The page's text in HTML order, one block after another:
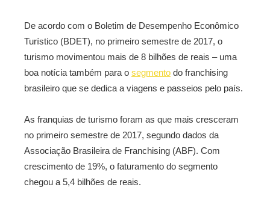
De acordo com o Boletim de Desempenho Econômico
Turístico (BDET), no primeiro semestre de 2017, o
turismo movimentou mais de 8 bilhões de reais – uma
boa notícia também para o segmento do franchising
brasileiro que se dedica a viagens e passeios pelo país.
As franquias de turismo foram as que mais cresceram
no primeiro semestre de 2017, segundo dados da
Associação Brasileira de Franchising (ABF). Com
crescimento de 19%, o faturamento do segmento
chegou a 5,4 bilhões de reais.